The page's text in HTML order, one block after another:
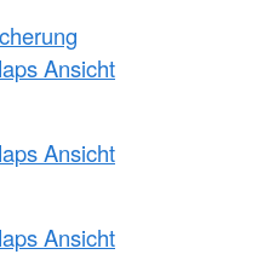
Ansicht
Ansicht
Ansicht